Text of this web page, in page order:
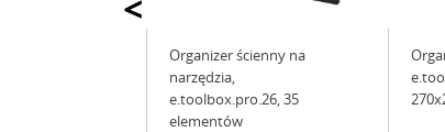
Organizer ścienny na
narzędzia,
e.toolbox.pro.26, 35
elementów
<